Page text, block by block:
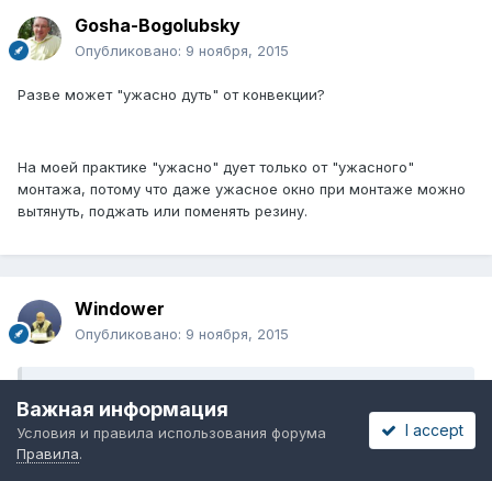
Gosha-Bogolubsky
Опубликовано: 9 ноября, 2015
Разве может "ужасно дуть" от конвекции?
На моей практике "ужасно" дует только от "ужасного"
монтажа, потому что даже ужасное окно при монтаже можно
вытянуть, поджать или поменять резину.
Windower
Опубликовано: 9 ноября, 2015
Разве может "ужасно дуть" от конвекции?
Важная информация
Условия и правила использования форума
Правила.
I accept